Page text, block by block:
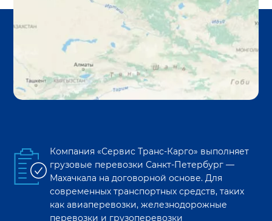
Компания «Сервис Транс-Карго» выполняет
грузовые перевозки Санкт-Петербург —
Махачкала на договорной основе. Для
современных транспортных средств, таких
как авиаперевозки, железнодорожные
перевозки и грузоперевозки